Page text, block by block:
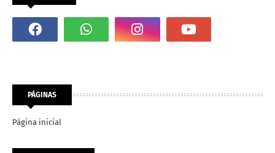
PÁGINAS
Página inicial